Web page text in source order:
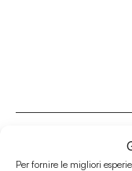
Per fornire le migliori